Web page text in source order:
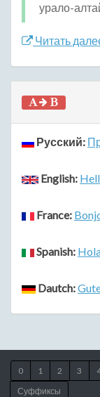
урало-
Читать
Русский:
English:
France:
Spanish:
Dautch:
0 1 2 3
Суффиксы